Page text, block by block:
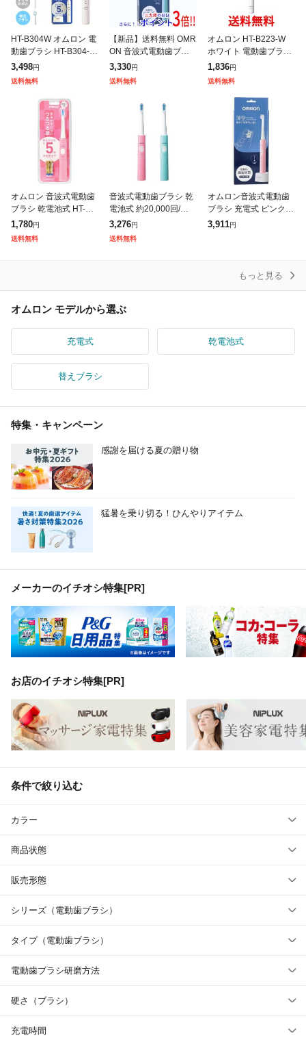
HT-B304W オムロン 電
動歯ブラシ HT-B304-W
軽量約46g ブラシ4本付
き 音波式 充電式 ナビ
タイマー搭載 2
3,498円
送料無料
【新品】送料無料 OMR
ON 音波式電動歯ブラ
シ 乾電池式 HT-B2160-
G グリーン
3,330円
送料無料
オムロン HT-B223-W
ホワイト 電動歯ブラシ
音波式 乾電池式 送料無
料
1,836円
送料無料
オムロン 音波式電動歯
ブラシ 乾電池式 HT-B2
14-PK ピンク 本体丸洗
い 歯垢除去ブラシ付 ヘ
ルスケア 歯磨き OMRO
1,780円
送料無料
音波式電動歯ブラシ 乾
電池式 約20,000回/分の
高速音波振動で歯垢を
効果的に除去 パステル
カラー OMRON オムロ
3,276円
送料無料
オムロン音波式電動歯
ブラシ 充電式 ピンク H
T B3030 PK【k】【ご
3,911円
もっと見る
オムロン モデルから選ぶ
充電式 乾電池式
替えブラシ
特集・キャンペーン
感謝を届ける夏の贈り物
猛暑を乗り切る！ひんやりアイテム
メーカーのイチオシ特集[PR]
お店のイチオシ特集[PR]
条件で絞り込む
カラー
商品状態
販売形態
シリーズ（電動歯ブラシ）
タイプ（電動歯ブラシ）
電動歯ブラシ研磨方法
硬さ（ブラシ）
充電時間